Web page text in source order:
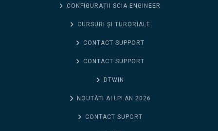
CONFIGURAȚII SCIA ENGINEER
CURSURI ȘI TURORIALE
CONTACT SUPPORT
CONTACT SUPPORT
DTWIN
NOUTĂȚI ALLPLAN 2026
CONTACT SUPORT